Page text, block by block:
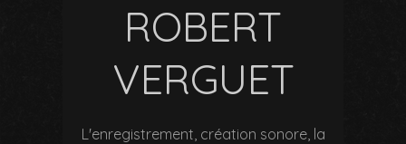
ROBERT
VERGUET
L'enregistrement, création sonore, la